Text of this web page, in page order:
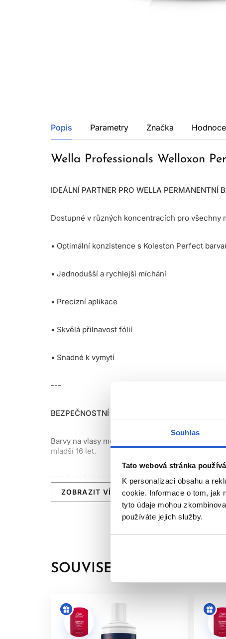
Souhlas
Tato webová stránka
K personalizaci obsahu a
cookie. Informace o tom, jak
tyto údaje mohou
používáte jejich služby.
Popis Parametry Značka
Wella Professionals Welloxon
IDEÁLNÍ PARTNER PRO WELLA PERMANENTNÍ
Dostupné v různých koncentracích pro všechny
• Optimální konzistence s Koleston Perfect
• Jednodušší a rychlejší míchání
• Precizní aplikace
• Skvělá přilnavost fólií
• Snadné k vymytí
---
BEZPEČNOSTNÍ UPOZORNĚNÍ
Barvy na vlasy mohou způsobit závažné
mladší 16 let.
KOŽNÍ SNÁŠENLIVOSTI
Aby se předešlo alergické reakci, musí být
na čistou, suchou pokožku (např. na vnitřní
máte vyrážky, citlivou, podrážděnou nebo
jste již měli alergickou reakci na dočasné
ZOBRAZIT VÍCE
SOUVISEJÍCÍ PRODUKTY